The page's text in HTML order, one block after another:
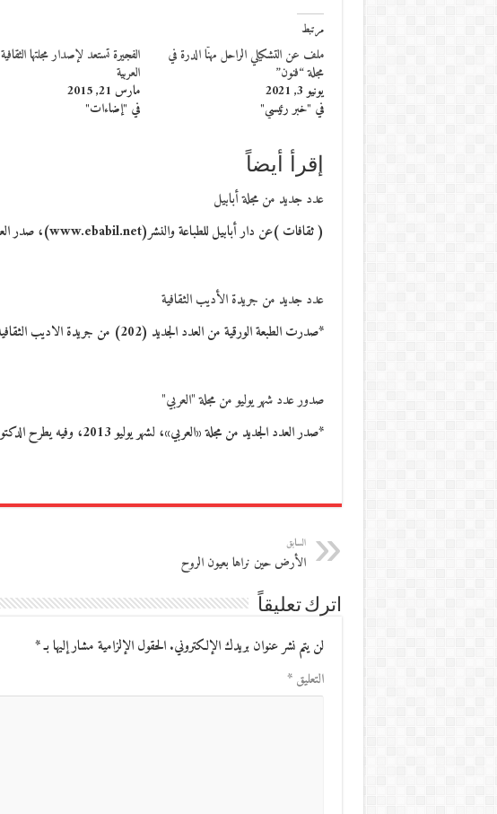
مرتبط
ملف عن التشكيلي الراحل مهنّا الدرة في
مجلة “فنون”
يونيو 3, 2021
في "خبر رئيسي"
الفجيرة تستعد لإصدار مجلتها الثقافية
العربية
مارس 21, 2015
في "إضاءات"
إقرأ أيضاً
عدد جديد من مجلة أبابيل
( ثقافات )عن دار أبابيل للطباعة والنشر(www.ebabil.net)، صدر العدد الجديد (66) من مجلة "أبابيل" الشهرية…
عدد جديد من جريدة الأديب الثقافية
*صدرت الطبعة الورقية من العدد الجديد (202) من جريدة الاديب الثقافية في بغداد، التي يرأس…
صدور عدد شهر يوليو من مجلة "العربي"
*صدر العدد الجديد من مجلة «العربي»، لشهر يوليو 2013، وفيه يطرح الدكتور سليمان العسكري قضية…
السابق
الأرض حين نراها بعيون الروح
اترك تعليقاً
لن يتم نشر عنوان بريدك الإلكتروني. الحقول الإلزامية مشار إليها بـ*
التعليق*